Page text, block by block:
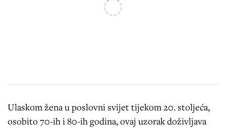
Ulaskom žena u poslovni svijet tijekom 20. stoljeća,
osobito 70-ih i 80-ih godina, ovaj uzorak doživljava